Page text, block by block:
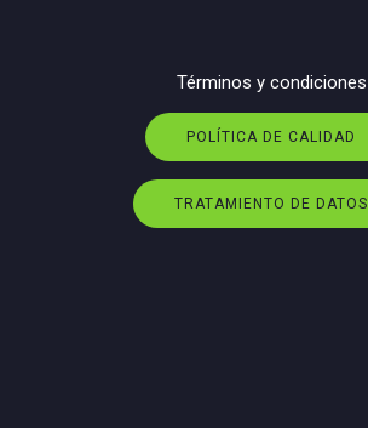
Términos y condiciones
POLÍTICA DE CALIDAD
TRATAMIENTO DE DATOS